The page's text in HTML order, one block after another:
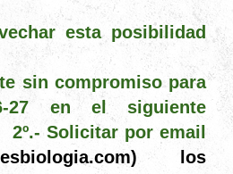
esta posibilidad
sin compromiso para
27 en el siguiente
Solicitar por email
los